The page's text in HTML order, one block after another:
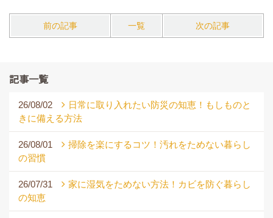
前の記事 一覧 次の記事
記事一覧
26/08/02
日常に取り入れたい防災の知恵！もしものと
きに備える方法
26/08/01
掃除を楽にするコツ！汚れをためない暮らし
の習慣
26/07/31
家に湿気をためない方法！カビを防ぐ暮らし
の知恵